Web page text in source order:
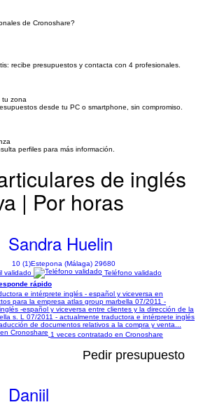
de Cronoshare?
recibe presupuestos y contacta con 4 profesionales.
tu zona
desde tu PC o smartphone, sin compromiso.
perfiles para más información.
de inglés
| Por horas
Sandra Huelin
10 (1)Estepona (Málaga) 29680
validado
Teléfono validado
rápido
e intérprete inglés - español y viceversa en
para la empresa atlas group marbella 07/2011 -
-español y viceversa entre clientes y la dirección de la
s. L 07/2011 - actualmente traductora e intérprete inglés
de documentos relativos a la compra y venta...
1 veces contratado en Cronoshare
Pedir presupuesto
Daniil